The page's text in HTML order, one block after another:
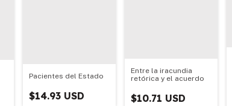
Pacientes del Estado
$14.93 USD
Entre la iracundia
retórica y el acuerdo
$10.71 USD